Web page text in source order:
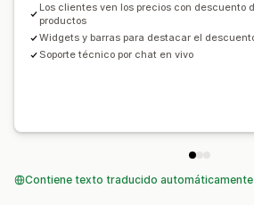
Automatizaciones
Segmentación
Los clientes ven los precios con descuento
productos
Widgets y barras para destacar el
Soporte técnico por chat en vivo
Contiene texto traducido automáticamente